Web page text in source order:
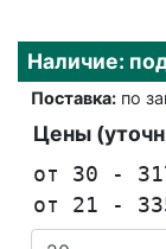
Наличие:
Поставка:по
Цены
от 30 -
от 21 -